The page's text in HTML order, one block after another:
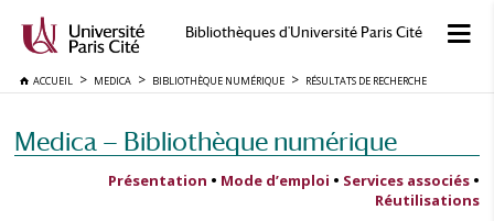
Bibliothèques d'Université Paris Cité
ACCUEIL MEDICA BIBLIOTHÈQUE NUMÉRIQUE RÉSULTATS DE RECHERCHE
Medica — Bibliothèque numérique
Présentation • Mode d’emploi • Services associés •
Réutilisations